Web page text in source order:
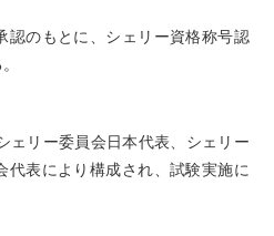
認のもとに、シェリー資格称号認
ェリー委員会日本代表、シェリー
代表により構成され、試験実施に